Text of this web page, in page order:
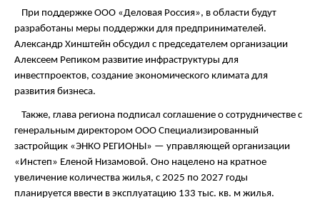
При поддержке ООО «Деловая Россия», в области будут
разработаны меры поддержки для предпринимателей.
Александр Хинштейн обсудил с председателем организации
Алексеем Репиком развитие инфраструктуры для
инвестпроектов, создание экономического климата для
развития бизнеса.
Также, глава региона подписал соглашение о сотрудничестве с
генеральным директором ООО Специализированный
застройщик «ЭНКО РЕГИОНЫ» — управляющей организации
«Инстеп» Еленой Низамовой. Оно нацелено на кратное
увеличение количества жилья, с 2025 по 2027 годы
планируется ввести в эксплуатацию 133 тыс. кв. м жилья.